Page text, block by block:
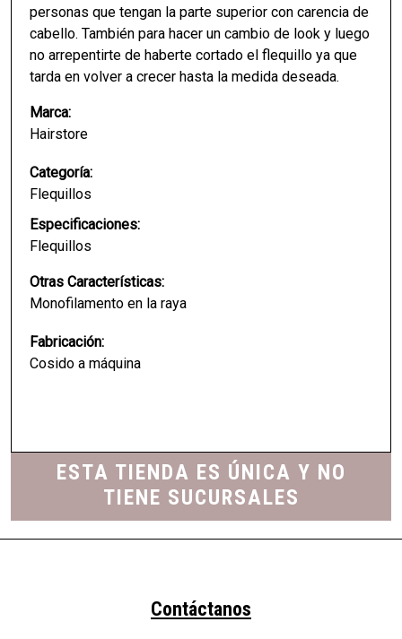
personas que tengan la parte superior con carencia de
cabello. También para hacer un cambio de look y luego
no arrepentirte de haberte cortado el flequillo ya que
tarda en volver a crecer hasta la medida deseada.
Marca:
Hairstore
Categoría:
Flequillos
Especificaciones:
Flequillos
Otras Características:
Monofilamento en la raya
Fabricación:
Cosido a máquina
ESTA TIENDA ES ÚNICA Y NO
TIENE SUCURSALES
Contáctanos